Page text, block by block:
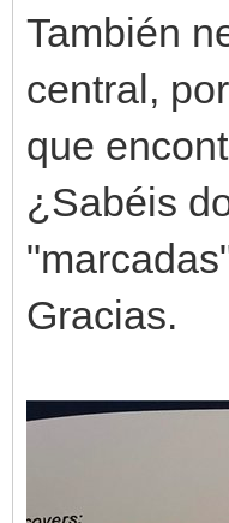
También
central,
que
¿Sabéis
Gracias.